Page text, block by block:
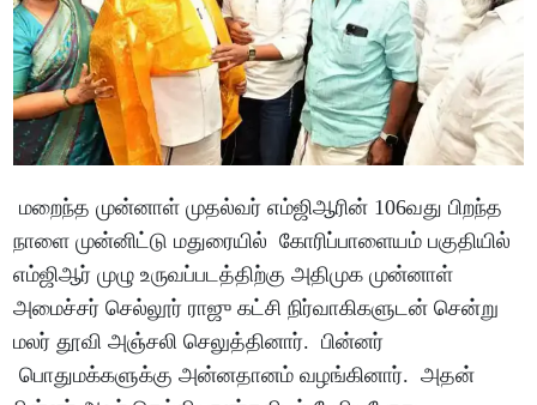
மறைந்த முன்னாள் முதல்வர் எம்ஜிஆரின் 106வது பிறந்த
நாளை முன்னிட்டு மதுரையில் கோரிப்பாளையம் பகுதியில்
எம்ஜிஆர் முழு உருவப்படத்திற்கு அதிமுக முன்னாள்
அமைச்சர் செல்லூர் ராஜு கட்சி நிர்வாகிகளுடன் சென்று
மலர் தூவி அஞ்சலி செலுத்தினார். பின்னர்
பொதுமக்களுக்கு அன்னதானம் வழங்கினார். அதன்